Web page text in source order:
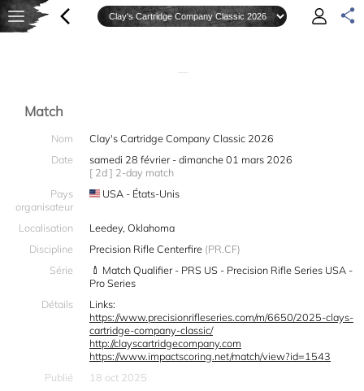
—
Match
Nom
Clay's Cartridge Company Classic 2026
Date
samedi 28 février - dimanche 01 mars 2026
[ 2d ] 2-day match
Pays
organisateur
USA - États-Unis
Localisation
Leedey, Oklahoma
Discipline
Precision Rifle Centerfire (PR.CF)
Série
Match Qualifier - PRS US - Precision Rifle Series USA -
Pro Series
Détails
Links:
https://www.precisionrifleseries.com/m/6650/2025-clays-
cartridge-company-classic/
http://clayscartridgecompany.com
https://www.impactscoring.net/match/view?id=1543
Publié
18 oct 2025